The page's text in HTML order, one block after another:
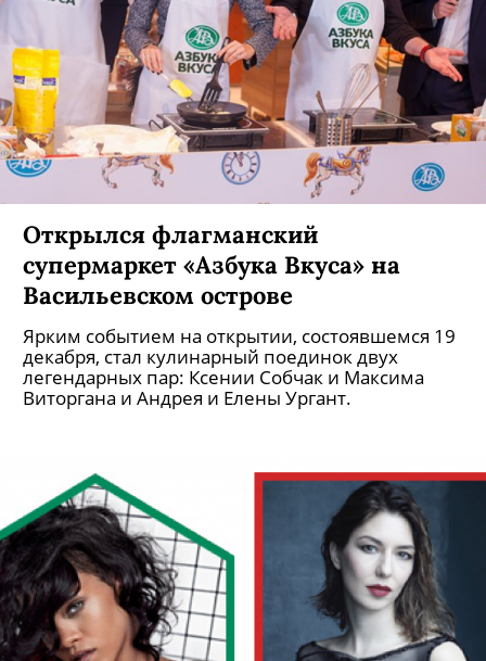
Открылся флагманский
супермаркет «Азбука Вкуса» на
Васильевском острове
Ярким событием на открытии, состоявшемся 19
декабря, стал кулинарный поединок двух
легендарных пар: Ксении Собчак и Максима
Виторгана и Андрея и Елены Ургант.